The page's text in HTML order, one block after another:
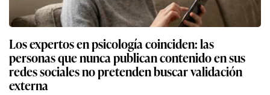
Los expertos en psicología coinciden: las
personas que nunca publican contenido en sus
redes sociales no pretenden buscar validación
externa